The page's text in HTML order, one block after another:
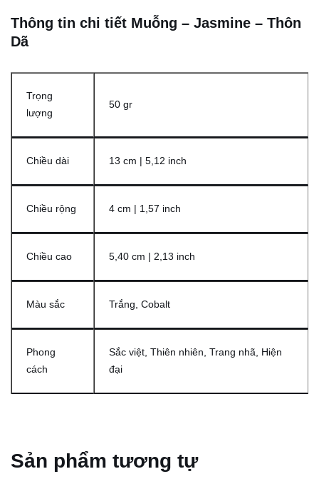
Thông tin chi tiết Muỗng – Jasmine – Thôn
Dã
Trọng
lượng
50 gr
Chiều dài 13 cm | 5,12 inch
Chiều rộng 4 cm | 1,57 inch
Chiều cao 5,40 cm | 2,13 inch
Màu sắc Trắng, Cobalt
Phong
cách
Sắc việt, Thiên nhiên, Trang nhã, Hiện
đại
Sản phẩm tương tự